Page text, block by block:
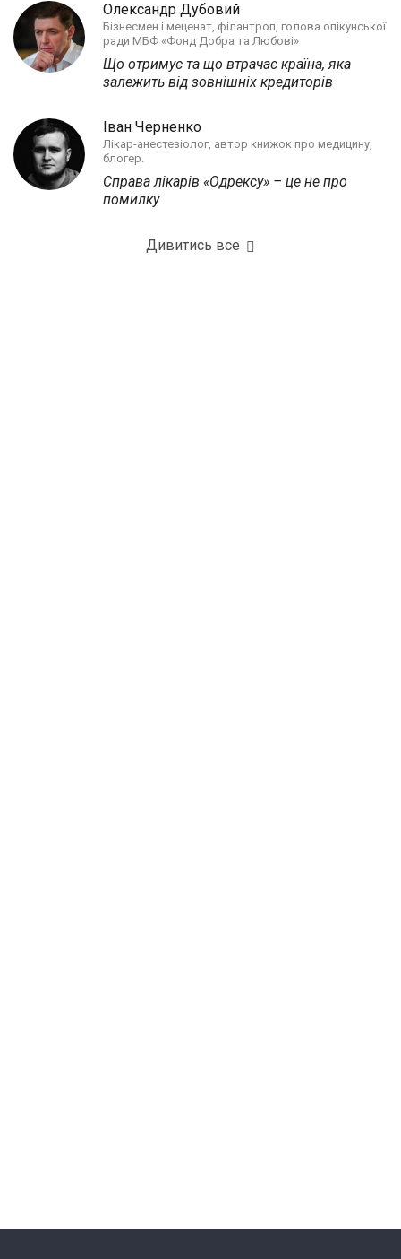
Олександр Дубовий
Бізнесмен і меценат, філантроп, голова опікунської
ради МБФ «Фонд Добра та Любові»
Що отримує та що втрачає країна, яка
залежить від зовнішніх кредиторів
Іван Черненко
Лікар-анестезіолог, автор книжок про медицину,
блогер.
Справа лікарів «Одрексу» – це не про
помилку
Дивитись все